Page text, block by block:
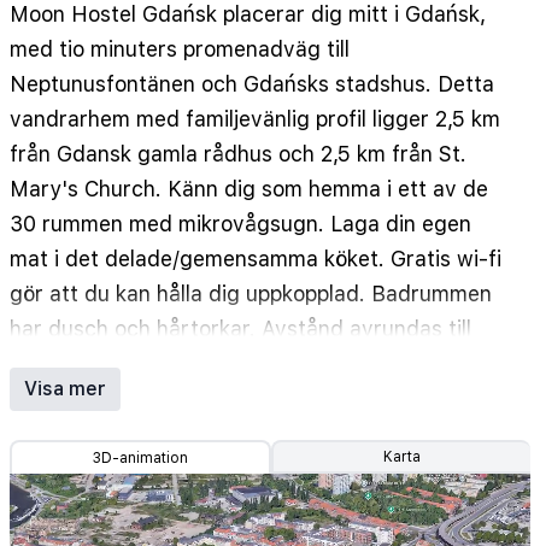
Moon Hostel Gdańsk placerar dig mitt i Gdańsk,
med tio minuters promenadväg till
Neptunusfontänen och Gdańsks stadshus. Detta
vandrarhem med familjevänlig profil ligger 2,5 km
från Gdansk gamla rådhus och 2,5 km från St.
Mary's Church. Känn dig som hemma i ett av de
30 rummen med mikrovågsugn. Laga din egen
mat i det delade/gemensamma köket. Gratis wi-fi
gör att du kan hålla dig uppkopplad. Badrummen
har dusch och hårtorkar. Avstånd avrundas till
närmsta decimal.
Gdańsks marina - 0,2 km
Gröna porten - 0,4 km
Royal Route - 0,4 km
Gdansk historiska frizonsmuseum - 0,4 km
Visa mer
3D-animation Karta